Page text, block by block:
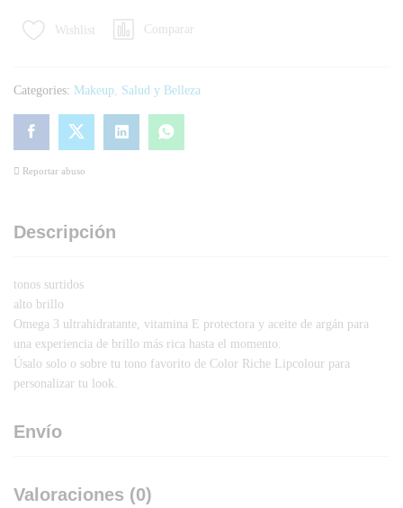
Wishlist Comparar
Categories: Makeup Salud y Belleza
Reportar abuso
Descripción
tonos surtidos
alto brillo
Omega 3 ultrahidratante, vitamina E protectora y aceite de argán para
una experiencia de brillo más rica hasta el momento.
Úsalo solo o sobre tu tono favorito de Color Riche Lipcolour para
personalizar tu look.
Envío
Valoraciones (0)